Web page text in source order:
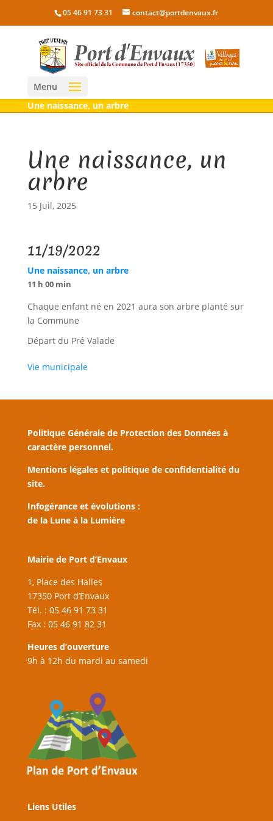
05 46 91 73 31 contact@portdenvaux.fr
Menu
Une naissance, un arbre
Une naissance, un
arbre
15 Juil, 2025
11/19/2022
Une naissance, un arbre
11 h 00 min
Chaque enfant né en 2021 aura son arbre planté sur
la Commune
Départ du Pré Valade
Vie municipale
Politique Générale de Protection des Données à
caractère personnel.
Mentions légales et politique de confidentialité du
site.
Infogérance et évolutions :
de la Lune à la Lumière
Mairie de Port d’Envaux
1, Place des Halles
17350 Port d’Envaux
Tél. : 05 46 91 73 31
Fax : 05 46 91 82 31
Heures d’ouverture
9h à 12h du mardi au samedi
Liens Utiles